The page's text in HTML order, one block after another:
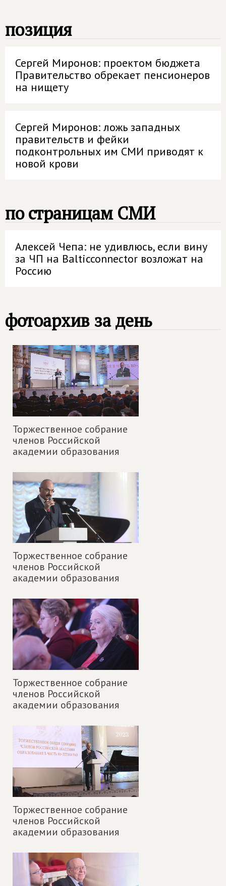
позиция
Сергей Миронов: проектом бюджета
Правительство обрекает пенсионеров
на нищету
Сергей Миронов: ложь западных
правительств и фейки
подконтрольных им СМИ приводят к
новой крови
по страницам СМИ
Алексей Чепа: не удивлюсь, если вину
за ЧП на Balticconnector возложат на
Россию
фотоархив за день
Торжественное собрание
членов Российской
академии образования
Торжественное собрание
членов Российской
академии образования
Торжественное собрание
членов Российской
академии образования
Торжественное собрание
членов Российской
академии образования